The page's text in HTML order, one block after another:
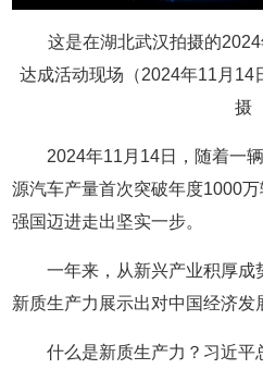
这是在湖北武汉拍摄的
达成活动现场（2024年11月14
摄
2024年11月14日，随着一
源汽车产量首次突破年度1000
强国迈进走出坚实一步。
一年来，从新兴产业积厚成
新质生产力展示出对中国经济发
什么是新质生产力？习近平